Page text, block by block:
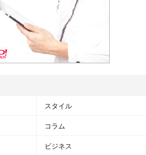
スタイル
コラム
ビジネス